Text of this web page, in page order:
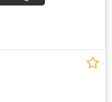
zonder garantie en